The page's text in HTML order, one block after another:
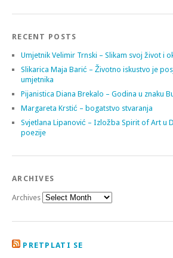
RECENT POSTS
Umjetnik Velimir Trnski – Slikam svoj život i
Slikarica Maja Barić – Životno iskustvo je
umjetnika
Pijanistica Diana Brekalo – Godina u znaku
Margareta Krstić – bogatstvo stvaranja
Svjetlana Lipanović – Izložba Spirit of Art u
poezije
ARCHIVES
Archives
PRETPLATI SE